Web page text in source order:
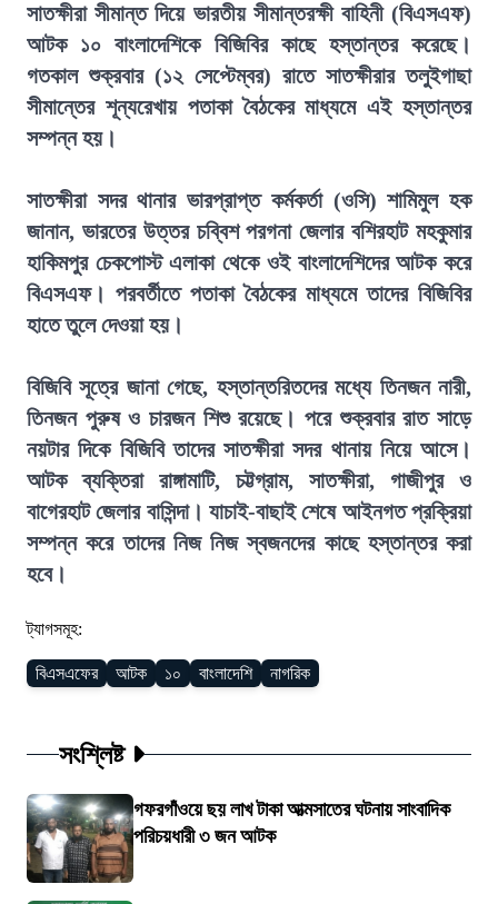
সাতক্ষীরা সীমান্ত দিয়ে ভারতীয় সীমান্তরক্ষী বাহিনী (বিএসএফ)
আটক ১০ বাংলাদেশিকে বিজিবির কাছে হস্তান্তর করেছে।
গতকাল শুক্রবার (১২ সেপ্টেম্বর) রাতে সাতক্ষীরার তলুইগাছা
সীমান্তের শূন্যরেখায় পতাকা বৈঠকের মাধ্যমে এই হস্তান্তর
সম্পন্ন হয়।
সাতক্ষীরা সদর থানার ভারপ্রাপ্ত কর্মকর্তা (ওসি) শামিমুল হক
জানান, ভারতের উত্তর চব্বিশ পরগনা জেলার বশিরহাট মহকুমার
হাকিমপুর চেকপোস্ট এলাকা থেকে ওই বাংলাদেশিদের আটক করে
বিএসএফ। পরবর্তীতে পতাকা বৈঠকের মাধ্যমে তাদের বিজিবির
হাতে তুলে দেওয়া হয়।
বিজিবি সূত্রে জানা গেছে, হস্তান্তরিতদের মধ্যে তিনজন নারী,
তিনজন পুরুষ ও চারজন শিশু রয়েছে। পরে শুক্রবার রাত সাড়ে
নয়টার দিকে বিজিবি তাদের সাতক্ষীরা সদর থানায় নিয়ে আসে।
আটক ব্যক্তিরা রাঙ্গামাটি, চট্টগ্রাম, সাতক্ষীরা, গাজীপুর ও
বাগেরহাট জেলার বাসিন্দা। যাচাই-বাছাই শেষে আইনগত প্রক্রিয়া
সম্পন্ন করে তাদের নিজ নিজ স্বজনদের কাছে হস্তান্তর করা
হবে।
ট্যাগসমূহ:
বিএসএফের আটক ১০ বাংলাদেশি নাগরিক
সংশ্লিষ্ট
গফরগাঁওয়ে ছয় লাখ টাকা আত্মসাতের ঘটনায় সাংবাদিক
পরিচয়ধারী ৩ জন আটক